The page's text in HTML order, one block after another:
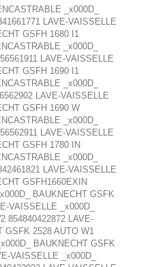
_x000D_
LAVE-VAISSELLE
GSFH 1680 I1
_x000D_
LAVE-VAISSELLE
GSFH 1690 I1
_x000D_
LAVE-VAISSELLE
GSFH 1690 W
_x000D_
LAVE-VAISSELLE
GSFH 1780 IN
_x000D_
LAVE-VAISSELLE
GSFH1660EXIN
BAUKNECHT GSFK
VAISSELLE _x000D_
854840422872 LAVE-
GSFK 2528 AUTO W1
BAUKNECHT GSFK
VAISSELLE _x000D_